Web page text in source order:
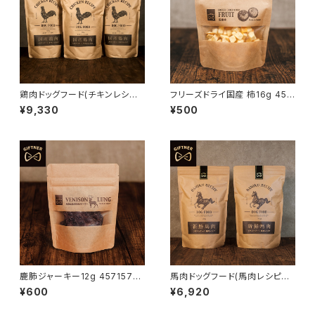
鶏肉ドッグフード(チキンレシピ9
00g×3) 4571570662678
¥9,330
フリーズドライ国産 柿16g 457
1570661749
¥500
鹿肺ジャーキー12g 4571570
663224
¥600
馬肉ドッグフード(馬肉レシピ90
0g×2) 4571570660964
¥6,920